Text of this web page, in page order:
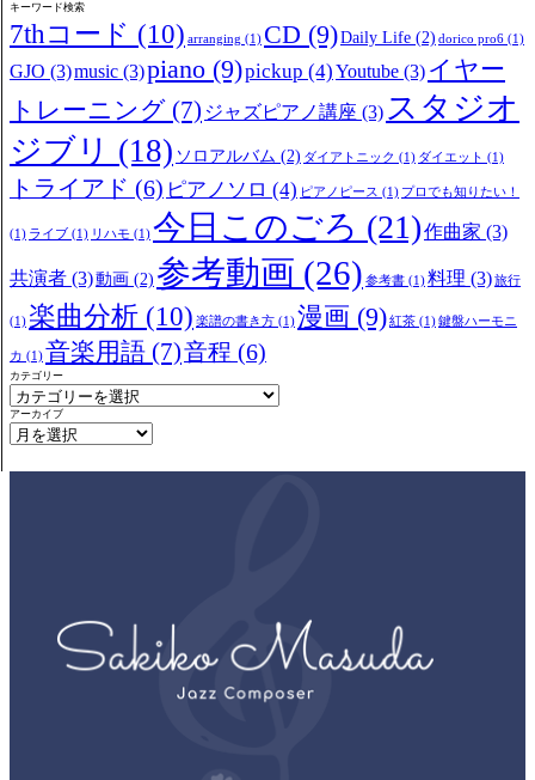
キーワード検索
7thコード (10) arranging (1) CD (9)Daily Life (2) dorico pro6 (1)
GJO (3)music (3)piano (9)pickup (4)Youtube (3) イヤー
トレーニング (7) ジャズピアノ講座 (3) スタジオ
ジブリ (18) ソロアルバム (2) ダイアトニック (1) ダイエット (1)
トライアド (6) ピアノソロ (4) ピアノピース (1) プロでも知りたい！
(1) ライブ (1) リハモ (1)今日このごろ (21)作曲家 (3)
共演者 (3)動画 (2) 参考動画 (26) 参考書 (1)料理 (3)旅行
(1) 楽曲分析 (10) 楽譜の書き方 (1)漫画 (9)紅茶 (1)鍵盤ハーモニ
カ (1)音楽用語 (7)音程 (6)
カテゴリー
アーカイブ